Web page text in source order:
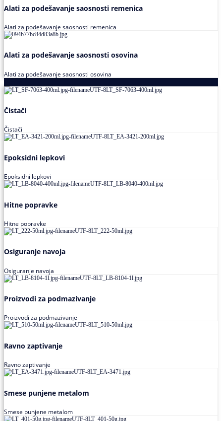
Alati za podešavanje saosnosti remenica
Alati za podešavanje saosnosti remenica
Alati za podešavanje saosnosti osovina
Alati za podešavanje saosnosti osovina
Čistači
Čistači
Epoksidni lepkovi
Epoksidni lepkovi
Hitne popravke
Hitne popravke
Osiguranje navoja
Osiguranje navoja
Proizvodi za podmazivanje
Proizvodi za podmazivanje
Ravno zaptivanje
Ravno zaptivanje
Smese punjene metalom
Smese punjene metalom